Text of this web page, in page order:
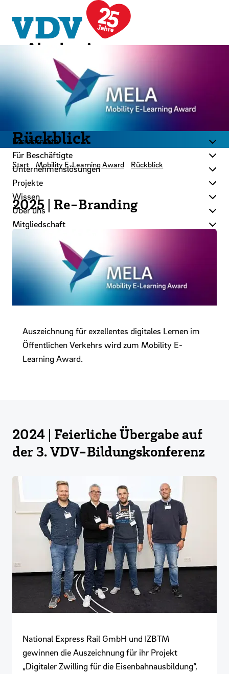
Zum Hauptinhalt der Seite springen
Zur Startseite navigieren
Lernformate
Für Beschäftigte
Unternehmenslösungen
Projekte
Wissen
Über uns
Mitgliedschaft
Rückblick
Start Mobility E-Learning Award Rückblick
2025 | Re-Branding
Auszeichnung für exzellentes digitales Lernen im
Öffentlichen Verkehrs wird zum Mobility E-
Learning Award.
2024 | Feierliche Übergabe auf
der 3. VDV-Bildungskonferenz
National Express Rail GmbH und IZBTM
gewinnen die Auszeichnung für ihr Projekt
„Digitaler Zwilling für die Eisenbahnausbildung“,